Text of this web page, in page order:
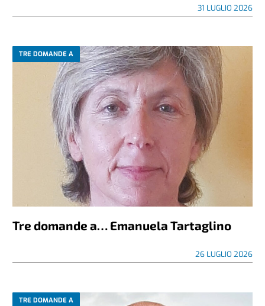
31 LUGLIO 2026
TRE DOMANDE A
Tre domande a… Emanuela Tartaglino
26 LUGLIO 2026
TRE DOMANDE A